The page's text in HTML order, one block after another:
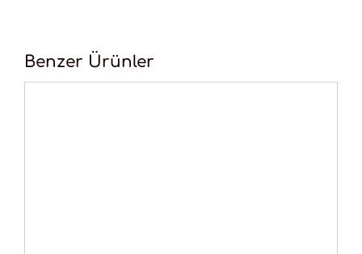
Benzer Ürünler